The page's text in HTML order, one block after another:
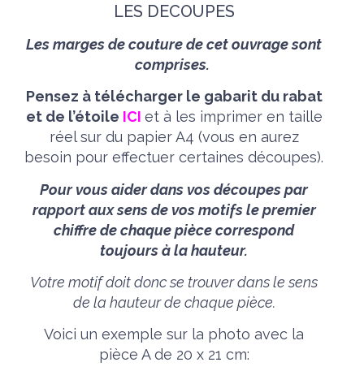
LES DECOUPES
Les marges de couture de cet ouvrage sont
comprises.
Pensez à télécharger le gabarit du rabat
et de l’étoile ICI et à les imprimer en taille
réel sur du papier A4 (vous en aurez
besoin pour effectuer certaines découpes).
Pour vous aider dans vos découpes par
rapport aux sens de vos motifs le premier
chiffre de chaque pièce correspond
toujours à la hauteur.
Votre motif doit donc se trouver dans le sens
de la hauteur de chaque pièce.
Voici un exemple sur la photo avec la
pièce A de 20 x 21 cm: